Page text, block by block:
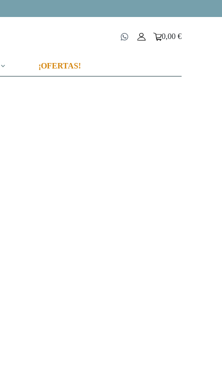
Carro
0,00€
¡OFERTAS!